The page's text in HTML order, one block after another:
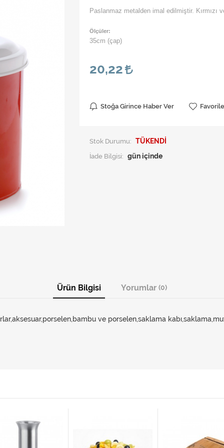
Paslanmaz metalden imal edilmiştir. Kırmızı
Ölçüler:
35cm (çap)
20,22
Stoğa Girince Haber Ver
Stok Durumu: TÜKENDİ
İade Bilgisi:
Ürün Bilgisi Yorumlar (0)
ve porselen,saklama